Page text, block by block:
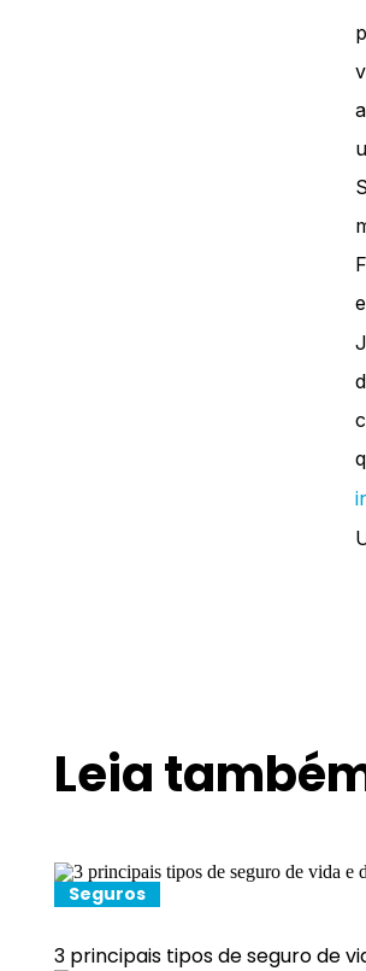
Leia
Seguros
3 principais tipos de seguro de